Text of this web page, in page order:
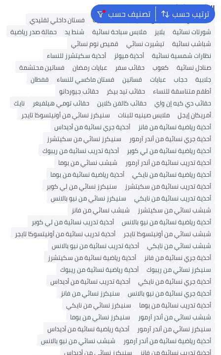
ترتيب حسب تصنيف حسب البحث الشائع
شنط ألدو شنط جيس نسائية شنط نسائية
فستان داخلي تقليدي
شورتات نسائية
بلايز ملابس سباحة نسائية شنط يد
حمالة صدر رياضية
شباشب نسائية
تيشيرت نسائي
قميص نوم نسائي
نظارات شمسية نسائية
أحذية ميولز
أحذية سكيتشرز للنساء
صنادل نسائية
كعوب حقائب سفر عبايات رمضان
فساتين محتشمة
جلابية
حجاب عبايات فساتين فستان ماكسي للنساء
قفطان
أطقم متناسقة للنساء
حقائب تيد بيكر
حقائب جيوردانو
حقائب دي كيه إن واي
حقائب كالفن كلاين حقائب تومي هيلفيغر
نايك
أمريكان إيجل
ملابس صينيه للبنات
سنيكرز نسائي من أونيتسوكا تايجر
أحذية رياضية نسائية من فانز
أحذية جري نسائية من أديداس
أحذية جري نسائية من أندر آرمور
سنيكرز نسائي من سكيتشرز
أحذية رياضية نسائية من لي كوبر
أحذية تدريب نسائية من ريبوك
أحذية تدريب نسائية من أندر آرمور
شبشب نسائي من بوما
أحذية رياضية نسائية من نايكي
أحذية رياضية نسائية من بوما
أحذية تدريب نسائية من سكيتشرز
سنيكرز نسائي من لي كوبر
أحذية تدريب نسائية من نايكي
سنيكرز نسائي من نيو بالانس
شبشب نسائي من سكيتشرز
شبشب نسائي من فانز
أحذية رياضية نسائية من نيو بالانس
أحذية تدريب نسائية من لي كوبر
شبشب نسائي من أونيتسوكا تايجر
أحذية تدريب نسائية من أونيتسوكا تايجر
شبشب نسائي من نايكي
أحذية تدريب نسائية من نيو بالانس
أحذية جري نسائية من فانز
أحذية رياضية نسائية من سكيتشرز
سنيكرز نسائي من ريبوك
أحذية رياضية نسائية من ريبوك
أحذية جري نسائية من نايكي
أحذية تدريب نسائية من أديداس
أحذية جري نسائية من نيو بالانس
سنيكرز نسائي من فانز
أحذية تدريب نسائية من بوما
سنيكرز نسائي من نايكي
شبشب نسائي من أندر آرمور
سنيكرز نسائي من بوما
سنيكرز نسائي من أندر آرمور
أحذية رياضية نسائية من أديداس
أحذية رياضية نسائية من أندر آرمور
شبشب نسائي من نيو بالانس
أحذية تدريب نسائية من فانز
سنيكرز نسائي من أديداس